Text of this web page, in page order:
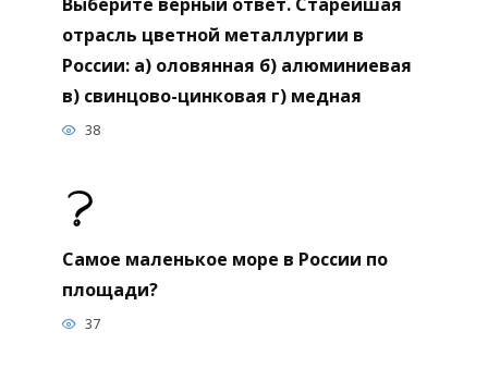
отрасль цветной металлургии в
России: а) оловянная б) алюминиевая
в) свинцово-цинковая г) медная
38
Самое маленькое море в России по
площади?
37